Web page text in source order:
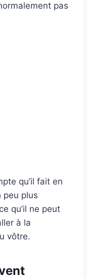
pas
qu’il fait en
peu plus
qu’il ne peut
à la
vôtre.